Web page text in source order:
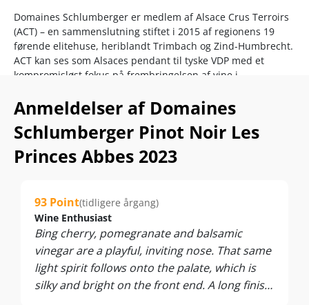
Domaines Schlumberger er medlem af Alsace Crus Terroirs
(ACT) – en sammenslutning stiftet i 2015 af regionens 19
førende elitehuse, heriblandt Trimbach og Zind-Humbrecht.
ACT kan ses som Alsaces pendant til tyske VDP med et
kompromisløst fokus på frembringelsen af vine i
Flere og flere vinelskere får øjnene op for Alsaces
imponerende potentiale, når det gælder rødvin på Pinot
Noir. For nylig har både Robert Parker og James Suckling
kvitteret med perfekte 100 point til en Pinot Noir fra
Når man ved, hvad dedikerede Bourgogne-fans er villige til
at betale for topanmeldt Pinot Noir, er det ikke
overraskende, at arealet med Pinot Noir i Alsace er steget
med hele 30 % over de seneste 20 år. Priserne vil med
sikkerhed stige, men lige nu kan du stadig gøre fantastiske
køb som dette…
Anmeldelser af Domaines
Schlumberger Pinot Noir Les
Princes Abbes 2023
93 Point(tidligere årgang)
Wine Enthusiast
Bing cherry, pomegranate and balsamic
vinegar are a playful, inviting nose. That same
light spirit follows onto the palate, which is
silky and bright on the front end. A long finish